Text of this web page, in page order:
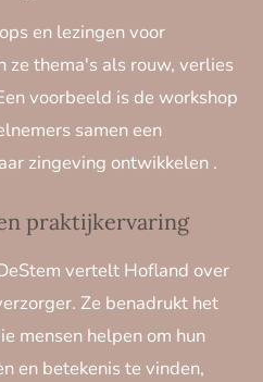
en lezingen voor
ze thema's als rouw, verlies
voorbeeld is de workshop
samen een
zingeving ontwikkelen .​
praktijkervaring
vertelt Hofland over
Ze benadrukt het
mensen helpen om hun
en betekenis te vinden,